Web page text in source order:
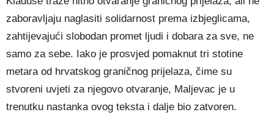
zaboravljaju naglasiti solidarnost prema izbjeglicama,
zahtijevajući slobodan promet ljudi i dobara za sve, ne
samo za sebe. Iako je prosvjed pomaknut tri stotine
metara od hrvatskog graničnog prijelaza, čime su
stvoreni uvjeti za njegovo otvaranje, Maljevac je u
trenutku nastanka ovog teksta i dalje bio zatvoren.